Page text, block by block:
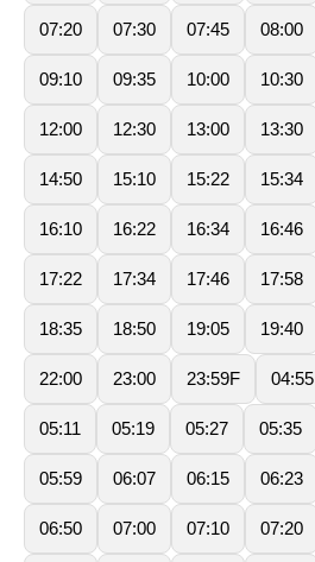
07:20 07:30 07:45 08:00
09:10 09:35 10:00 10:30
12:00 12:30 13:00 13:30
14:50 15:10 15:22 15:34
16:10 16:22 16:34 16:46
17:22 17:34 17:46 17:58
18:35 18:50 19:05 19:40
22:00 23:00 23:59F 04:55
05:11 05:19 05:27 05:35
05:59 06:07 06:15 06:23
06:50 07:00 07:10 07:20